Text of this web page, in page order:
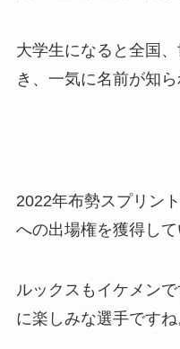
大学生になると全国
き、一気に名前が知
2022年布勢スプリン
への出場権を獲得して
ルックスもイケメン
に楽しみな選手ですね